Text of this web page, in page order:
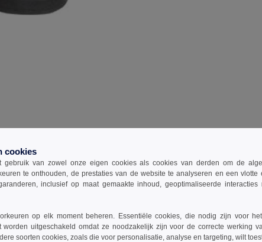
rand en treklipje.
cookies
gebruik van zowel onze eigen cookies als cookies van derden om de
te onthouden, de prestaties van de website te analyseren en een vlotte
inclusief op maat gemaakte inhoud, geoptimaliseerde
op elk moment beheren. Essentiële cookies, die nodig zijn voor
worden uitgeschakeld omdat ze noodzakelijk zijn voor de correcte werking
soorten cookies, zoals die voor personalisatie, analyse en targeting, wilt